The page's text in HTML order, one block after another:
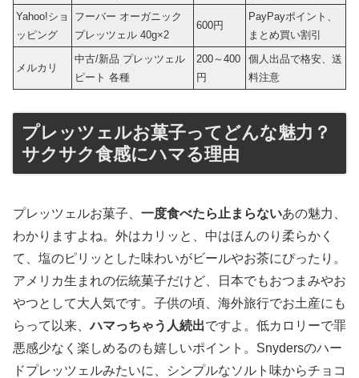
Yahoo!ショ
ッピング
フーバー オーガニック
プレッツェル 40g×2
600円
PayPayポイント、
まとめ買い割引
メルカリ
中古/新品 プレッツェル
ピート 各種
200～400
円
個人出品で格安、送
料注意
プレッツェルお菓子ってどんな魅力？
サクサク食感にハマる理由
プレッツェルお菓子、 一度食べたら止まらないあの魅力、
わかりますよね。外はカリッと、中はほんのり柔らかく
て、塩のピリッとした味わいがビールやお茶にぴったり。
アメリカ生まれの伝統菓子だけど、日本でもおつまみやお
やつとして大人気です。子供の頃、海外旅行でお土産にも
らって以来、ハマっちゃう人続出ですよ。低カロリーで罪
悪感少なく楽しめるのも嬉しいポイント。Snydersのハー
ドプレッツェルみたいに、シンプルなソルト味からチョコ